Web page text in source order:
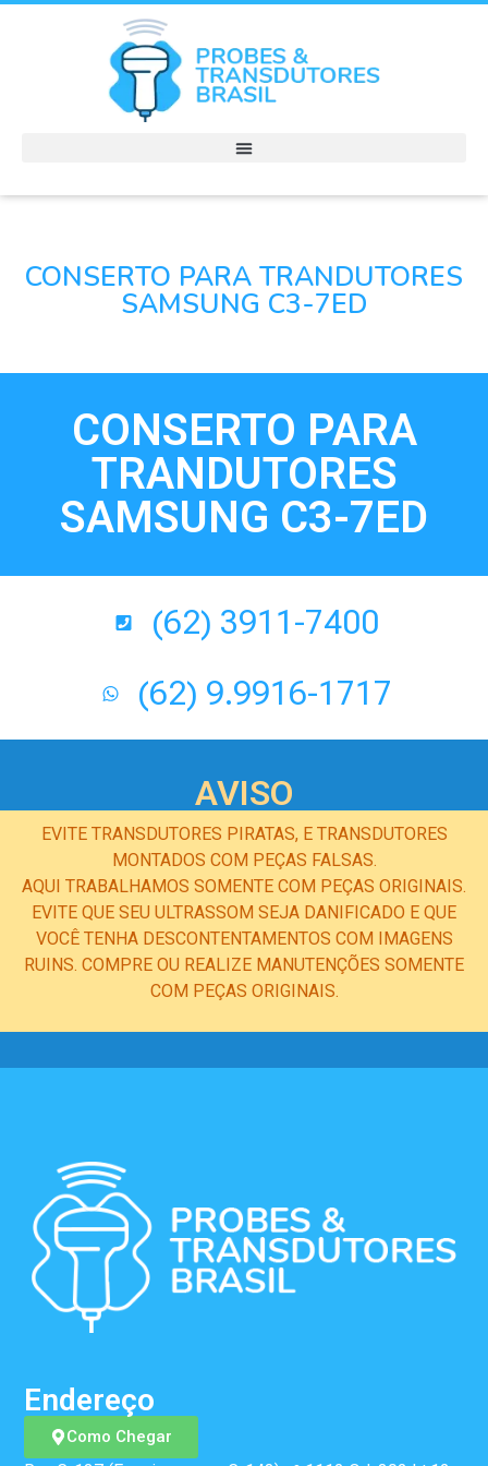
CONSERTO PARA TRANDUTORES
SAMSUNG C3-7ED
CONSERTO PARA
TRANDUTORES
SAMSUNG C3-7ED
(62) 3911-7400
(62) 9.9916-1717
AVISO
EVITE TRANSDUTORES PIRATAS, E TRANSDUTORES
MONTADOS COM PEÇAS FALSAS.
AQUI TRABALHAMOS SOMENTE COM PEÇAS ORIGINAIS.
EVITE QUE SEU ULTRASSOM SEJA DANIFICADO E QUE
VOCÊ TENHA DESCONTENTAMENTOS COM IMAGENS
RUINS. COMPRE OU REALIZE MANUTENÇÕES SOMENTE
COM PEÇAS ORIGINAIS.
Como Chegar
Endereço